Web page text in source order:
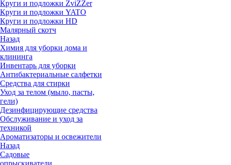
Круги и подложки ZviZZer
Круги и подложки YATO
Круги и подложки HD
Малярный скотч
Назад
Химия для уборки дома и
клининга
Инвентарь для уборки
Антибактериальные салфетки
Средства для стирки
Уход за телом (мыло, пасты,
гели)
Дезинфицирующие средства
Обслуживание и уход за
техникой
Ароматизаторы и освежители
Назад
Садовые
опрыскиватели